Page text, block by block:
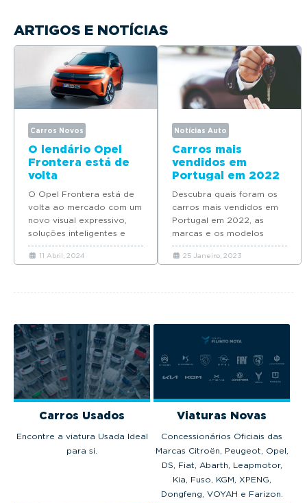
ARTIGOS E NOTÍCIAS
Carros Novos
O lendário Opel
Frontera está de
volta
O Opel Frontera está de
volta ao mercado com um
novo visual expressivo,
soluções inteligentes e
motorizações elétricas e
híbridas plug-in.
11 Abril, 2024
Notícias Auto
Carros mais
vendidos em
Portugal em 2022
Descubra quais foram os
carros mais vendidos em
Portugal em 2022, as
marcas e os modelos
favoritos dos portugueses.
25 Janeiro, 2023
Carros Usados
Encontre a viatura Usada Ideal
para si.
Viaturas Novas
Concessionários Oficiais das
Marcas Citroën, Peugeot, Opel,
DS, Fiat, Abarth, Leapmotor,
Kia, Fuso, KGM, XPENG,
Dongfeng, VOYAH e Farizon.